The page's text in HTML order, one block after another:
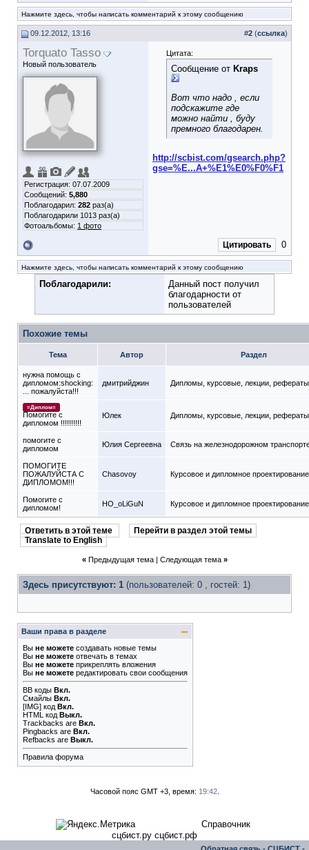
Нажмите здесь, чтобы написать комментарий к этому сообщению
09.12.2012, 13:16 #2 (ссылка)
Torquato Tasso
Новый пользователь
Регистрация: 07.07.2009
Сообщений: 5,880
Поблагодарил: 282 раз(а)
Поблагодарили 1013 раз(а)
Фотоальбомы: 1 фото
Цитата:
Сообщение от Kraps
Вот что надо , если
подскажите где
можно найти , буду
премного благодарен.
http://scbist.com/gsearch.php?
gse=%E...A+%E1%E0%F0%F1
Цитировать 0
Нажмите здесь, чтобы написать комментарий к этому сообщению
Поблагодарили:
Данный пост получил
благодарности от
пользователей
Похожие темы
Тема Автор Раздел
нужна помощь с
дипломом:shocking:
... пожалуйста!!!
дмитрийджин Дипломы, курсовые, лекции,
=Диплом=
Помогите с
дипломом !!!!!!!!!!
Юлек Дипломы, курсовые, лекции,
помогите с
дипломом
Юлия Сергеевна Связь на железнодорожном
ПОМОГИТЕ
ПОЖАЛУЙСТА С
ДИПЛОМОМ!!!
Chasovoy Курсовое и дипломное проектирование
Помогите с
дипломом!
HO_oLiGuN Курсовое и дипломное проектирование
Ответить в этой теме
Перейти в раздел этой темы
Translate to English
« Предыдущая тема| Следующая тема »
Здесь присутствуют: 1 (пользователей: 0 , гостей: 1)
Ваши права в разделе
Вы не можете создавать новые темы
Вы не можете отвечать в темах
Вы не можете прикреплять вложения
Вы не можете редактировать свои сообщения
BB коды Вкл.
Смайлы Вкл.
[IMG] код Вкл.
HTML код Выкл.
Trackbacks are Вкл.
Pingbacks are Вкл.
Refbacks are Выкл.
Правила форума
Часовой пояс GMT +3, время: 19:42.
Справочник
сцбист.ру сцбист.рф